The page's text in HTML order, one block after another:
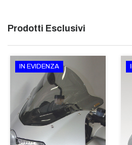
Prodotti Esclusivi
IN EVIDENZA